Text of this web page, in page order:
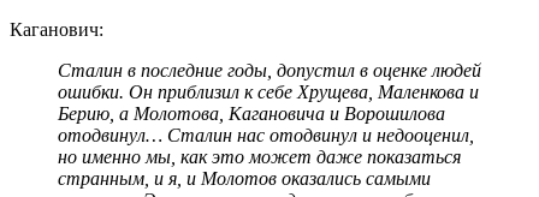
Каганович:
Сталин в последние годы, допустил в оценке людей
ошибки. Он приблизил к себе Хрущева, Маленкова и
Берию, а Молотова, Кагановича и Ворошилова
отодвинул… Сталин нас отодвинул и недооценил,
но именно мы, как это может даже показаться
странным, и я, и Молотов оказались самыми